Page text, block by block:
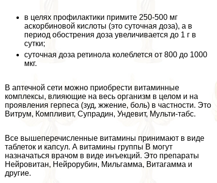
в целях профилактики примите 250-500 мг
аскорбиновой кислоты (это суточная доза), а в
период обострения доза увеличивается до 1 г в
сутки;
суточная доза ретинола колeблется от 800 до 1000
мкг.
В аптечной сети можно приобрести витаминные
комплексы, влияющие на весь организм в целом и на
проявления гepпeса (зуд, жжение, боль) в частности. Это
Витрум, Компливит, Супрадин, Ундевит, Мульти-табс.
Все вышеперечисленные витамины принимают в виде
таблеток и капсул. А витамины группы В могут
назначаться врачом в виде инъекций. Это препараты
Нейровитан, Нейрорубин, Мильгамма, Витагамма и
другие.